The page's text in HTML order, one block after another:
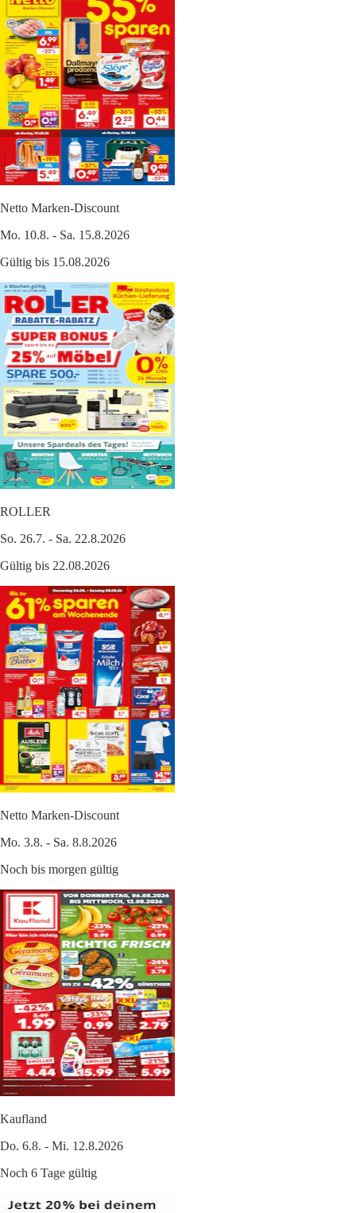
Netto Marken-Discount
Mo. 10.8. - Sa. 15.8.2026
Gültig bis 15.08.2026
ROLLER
So. 26.7. - Sa. 22.8.2026
Gültig bis 22.08.2026
Netto Marken-Discount
Mo. 3.8. - Sa. 8.8.2026
Noch bis morgen gültig
Kaufland
Do. 6.8. - Mi. 12.8.2026
Noch 6 Tage gültig